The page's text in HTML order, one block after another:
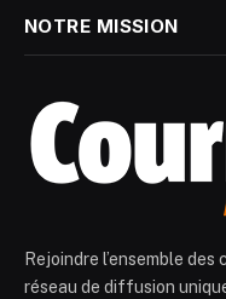
NOTRE MISSION
Rejoindre l’ensemble
réseau de diffusion